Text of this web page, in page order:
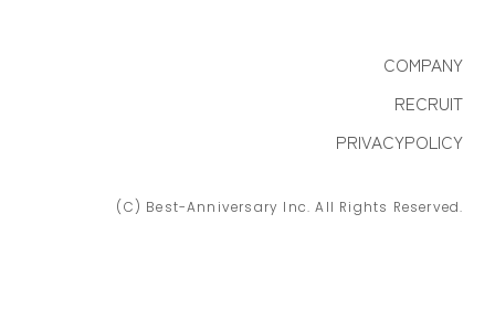
COMPANY
RECRUIT
PRIVACYPOLICY
(C) Best-Anniversary Inc. All Rights Reserved.